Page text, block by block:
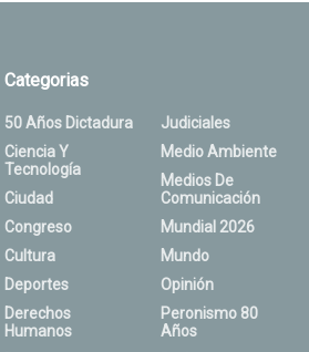
Categorias
50 Años Dictadura
Ciencia Y
Tecnología
Ciudad
Congreso
Cultura
Deportes
Derechos
Humanos
Judiciales
Medio Ambiente
Medios De
Comunicación
Mundial 2026
Mundo
Opinión
Peronismo 80
Años